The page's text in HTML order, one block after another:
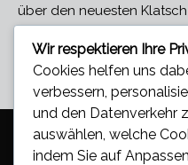
über den neuesten
Präsentiert von -
Wir respektieren Ihre
Cookies helfen uns
verbessern,
und den Datenverkehr
auswählen, welche
indem Sie auf Anpassen